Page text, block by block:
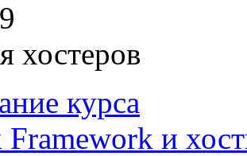
хостеров
курса
и